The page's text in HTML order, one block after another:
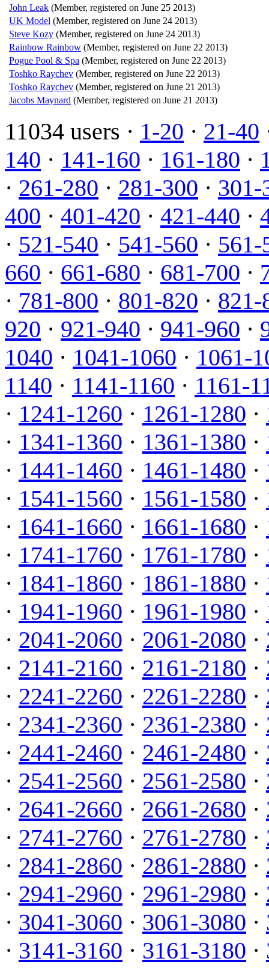
John Leak (Member, registered on June 25 2013)
UK Model (Member, registered on June 24 2013)
Steve Kozy (Member, registered on June 24 2013)
Rainbow Rainbow (Member, registered on June 22 2013)
Pogue Pool & Spa (Member, registered on June 22 2013)
Toshko Raychev (Member, registered on June 22 2013)
Toshko Raychev (Member, registered on June 21 2013)
Jacobs Maynard (Member, registered on June 21 2013)
11034 users · 1-20 · 21-40
140 · 141-160 · 161-180 ·
· 261-280 · 281-300 · 301-
400 · 401-420 · 421-440 ·
· 521-540 · 541-560 · 561-
660 · 661-680 · 681-700 ·
· 781-800 · 801-820 · 821-
920 · 921-940 · 941-960 ·
1040 · 1041-1060 · 1061-
1140 · 1141-1160 · 1161-
· 1241-1260 · 1261-1280 ·
· 1341-1360 · 1361-1380 ·
· 1441-1460 · 1461-1480 ·
· 1541-1560 · 1561-1580 ·
· 1641-1660 · 1661-1680 ·
· 1741-1760 · 1761-1780 ·
· 1841-1860 · 1861-1880 ·
· 1941-1960 · 1961-1980 ·
· 2041-2060 · 2061-2080 ·
· 2141-2160 · 2161-2180 ·
· 2241-2260 · 2261-2280 ·
· 2341-2360 · 2361-2380 ·
· 2441-2460 · 2461-2480 ·
· 2541-2560 · 2561-2580 ·
· 2641-2660 · 2661-2680 ·
· 2741-2760 · 2761-2780 ·
· 2841-2860 · 2861-2880 ·
· 2941-2960 · 2961-2980 ·
· 3041-3060 · 3061-3080 ·
· 3141-3160 · 3161-3180 ·